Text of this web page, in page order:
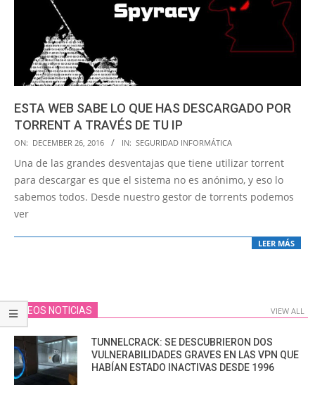
ESTA WEB SABE LO QUE HAS DESCARGADO POR
TORRENT A TRAVÉS DE TU IP
2016-
12-
26
ON: DECEMBER 26, 2016 IN: SEGURIDAD INFORMÁTICA
Una de las grandes desventajas que tiene utilizar torrent
para descargar es que el sistema no es anónimo, y eso lo
sabemos todos. Desde nuestro gestor de torrents podemos
ver
LEER MÁS
VIDEOS NOTICIAS VIEW ALL
TUNNELCRACK: SE DESCUBRIERON DOS
VULNERABILIDADES GRAVES EN LAS VPN QUE
HABÍAN ESTADO INACTIVAS DESDE 1996